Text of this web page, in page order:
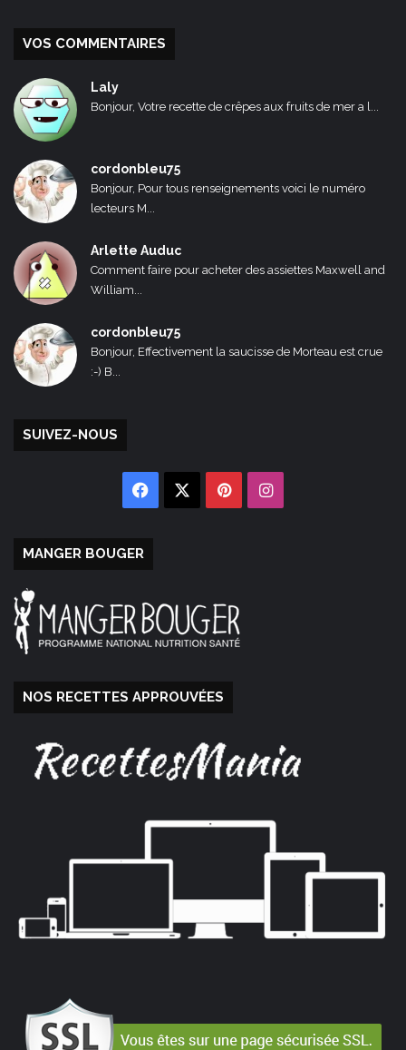
VOS COMMENTAIRES
Laly
Bonjour, Votre recette de crêpes aux fruits de mer a l...
cordonbleu75
Bonjour, Pour tous renseignements voici le numéro
lecteurs M...
Arlette Auduc
Comment faire pour acheter des assiettes Maxwell and
William...
cordonbleu75
Bonjour, Effectivement la saucisse de Morteau est crue
:-) B...
SUIVEZ-NOUS
Facebook PinterestInstagram
MANGER BOUGER
NOS RECETTES APPROUVÉES